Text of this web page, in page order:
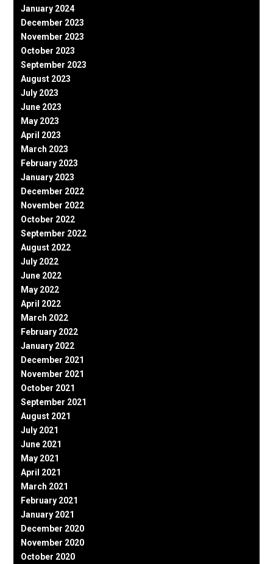
January 2024
December 2023
November 2023
October 2023
September 2023
August 2023
July 2023
June 2023
May 2023
April 2023
March 2023
February 2023
January 2023
December 2022
November 2022
October 2022
September 2022
August 2022
July 2022
June 2022
May 2022
April 2022
March 2022
February 2022
January 2022
December 2021
November 2021
October 2021
September 2021
August 2021
July 2021
June 2021
May 2021
April 2021
March 2021
February 2021
January 2021
December 2020
November 2020
October 2020